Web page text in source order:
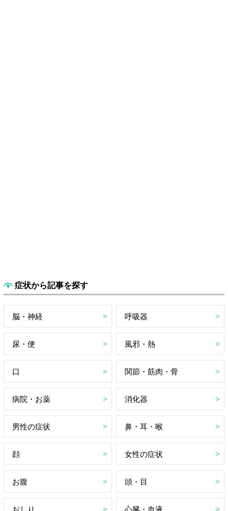
症状から記事を探す
脳・神経 呼吸器
尿・便 風邪・熱
口 関節・筋肉・骨
病院・お薬 消化器
男性の症状 鼻・耳・喉
顔 女性の症状
お腹 頭・目
おしり 心臓・血液